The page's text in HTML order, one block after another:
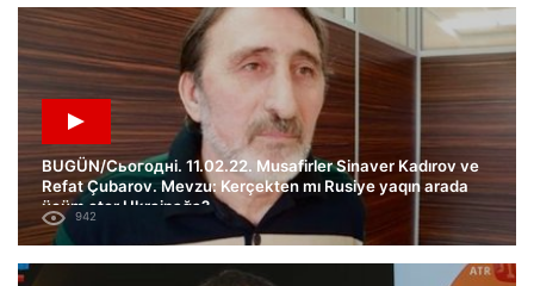
BUGÜN/Сьогодні. 11.02.22. Musafirler Sinaver Kadırov ve
Refat Çubarov. Mevzu: Kerçekten mı Rusiye yaqın arada
ücüm eter Ukrainağa?
942